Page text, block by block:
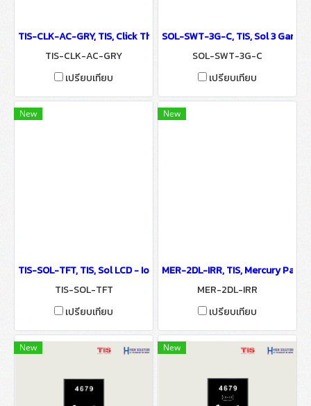
TIS-CLK-AC-GRY, TIS, Click Thermostat - IoT Smart Automation
TIS-CLK-AC-GRY
เปรียบเทียบ
SOL-SWT-3G-C, TIS, Sol 3
SOL-SWT-3G-C
เปรียบเทียบ
New
TIS-SOL-TFT, TIS, Sol LCD - IoT Smart Automation System
TIS-SOL-TFT
เปรียบเทียบ
New
MER-2DL-IRR, TIS, Mercury
MER-2DL-IRR
เปรียบเทียบ
New New